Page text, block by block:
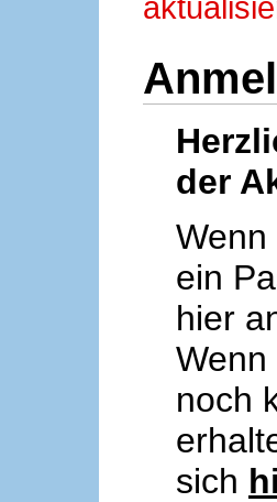
der
ein
hier
noch
sich